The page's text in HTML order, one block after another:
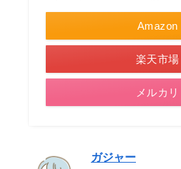
Amazon
楽天市場
メルカリ
ガジャー